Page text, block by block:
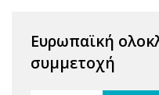
Ευρωπαϊκή
συμμετοχή